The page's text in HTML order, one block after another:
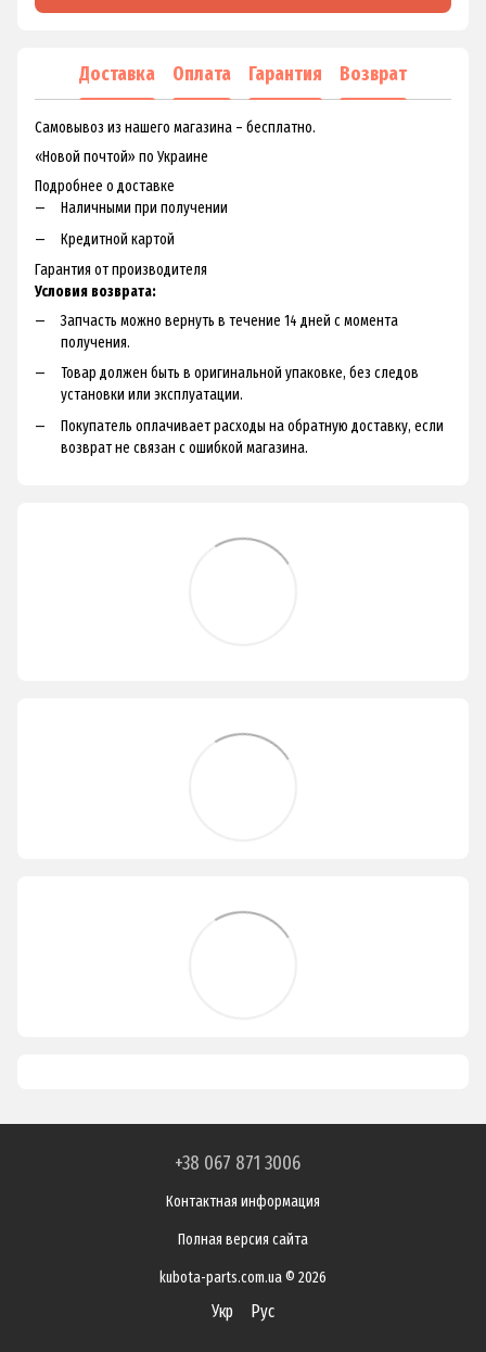
Доставка Оплата Гарантия Возврат
Самовывоз из нашего магазина – бесплатно.
«Новой почтой» по Украине
Подробнее о доставке
Наличными при получении
Кредитной картой
Гарантия от производителя
Условия возврата:
Запчасть можно вернуть в течение 14 дней с момента
получения.
Товар должен быть в оригинальной упаковке, без следов
установки или эксплуатации.
Покупатель оплачивает расходы на обратную доставку, если
возврат не связан с ошибкой магазина.
+38 067 871 3006
Контактная информация
Полная версия сайта
kubota-parts.com.ua © 2026
Укр Рус